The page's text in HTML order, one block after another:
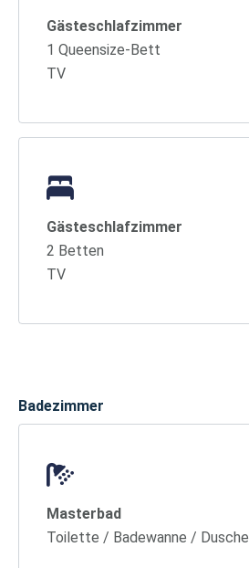
Gästeschlafzimmer
1 Queensize-Bett
TV
Gästeschlafzimmer
2 Betten
TV
Badezimmer
Masterbad
Toilette / Badewanne / Dusche